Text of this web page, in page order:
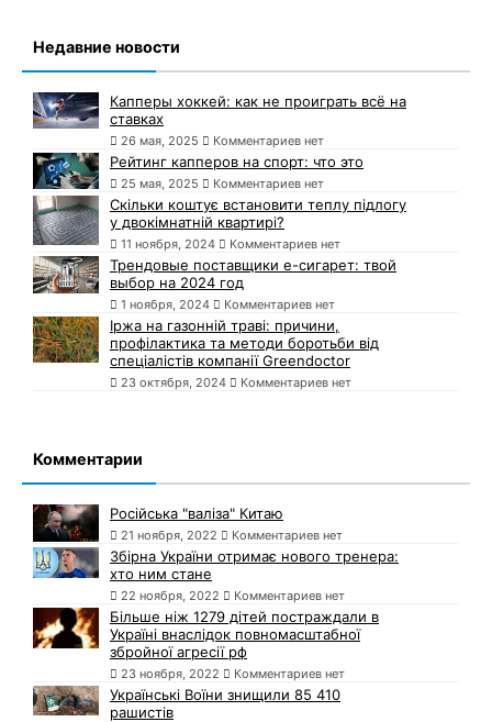
Недавние новости
Капперы хоккей: как не проиграть всё на
ставках
26 мая, 2025 Комментариев нет
Рейтинг капперов на спорт: что это
25 мая, 2025 Комментариев нет
Скільки коштує встановити теплу підлогу
у двокімнатній квартирі?
11 ноября, 2024 Комментариев нет
Трендовые поставщики e-сигарет: твой
выбор на 2024 год
1 ноября, 2024 Комментариев нет
Іржа на газонній траві: причини,
профілактика та методи боротьби від
спеціалістів компанії Greendoctor
23 октября, 2024 Комментариев нет
Комментарии
Російська "валіза" Китаю
21 ноября, 2022 Комментариев нет
Збірна України отримає нового тренера:
хто ним стане
22 ноября, 2022 Комментариев нет
Більше ніж 1279 дітей постраждали в
Україні внаслідок повномасштабної
збройної агресії рф
23 ноября, 2022 Комментариев нет
Українські Воїни знищили 85 410
рашистів